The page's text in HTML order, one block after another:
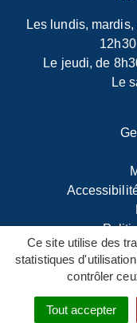
Ce site utilise des
statistiques
contrôler
Tout accepter
mobile
Les lundis,
Le jeudi, de
Le